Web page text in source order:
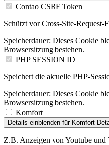
Contao CSRF Token
Schützt vor Cross-Site-Request-
Speicherdauer: Dieses Cookie
Browsersitzung bestehen.
PHP SESSION ID
Speichert die aktuelle PHP-
Speicherdauer: Dieses Cookie
Browsersitzung bestehen.
Komfort
Details einblenden für Komfort
Z.B. Anzeigen von Youtube und